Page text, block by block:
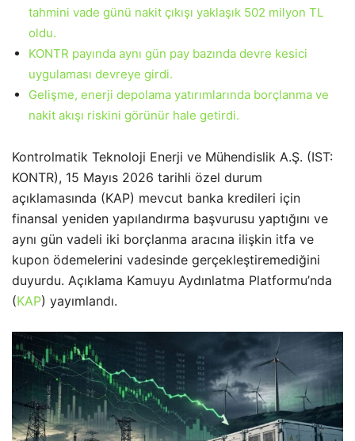
tahmini vade günü nakit çıkışı yaklaşık 502 milyon TL
oldu.
KONTR payında aynı gün pay bazında devre kesici
uygulaması devreye girdi.
Gelişme, enerji depolama yatırımlarında borçlanma ve
nakit akışı riskini görünür hale getirdi.
Kontrolmatik Teknoloji Enerji ve Mühendislik A.Ş. (IST:
KONTR), 15 Mayıs 2026 tarihli özel durum
açıklamasında (KAP) mevcut banka kredileri için
finansal yeniden yapılandırma başvurusu yaptığını ve
aynı gün vadeli iki borçlanma aracına ilişkin itfa ve
kupon ödemelerini vadesinde gerçekleştiremediğini
duyurdu. Açıklama Kamuyu Aydınlatma Platformu’nda
(KAP) yayımlandı.